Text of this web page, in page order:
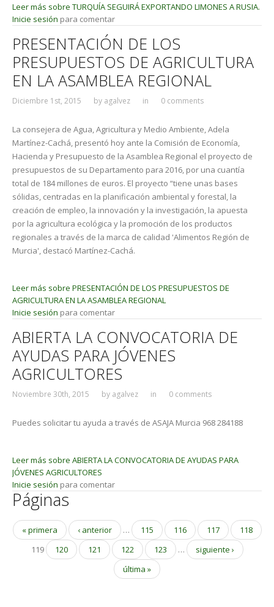
Leer más sobre TURQUÍA SEGUIRÁ EXPORTANDO LIMONES A RUSIA.
Inicie sesión para comentar
PRESENTACIÓN DE LOS
PRESUPUESTOS DE AGRICULTURA
EN LA ASAMBLEA REGIONAL
Diciembre 1st, 2015 by agalvez in 0 comments
La consejera de Agua, Agricultura y Medio Ambiente, Adela
Martínez-Cachá, presentó hoy ante la Comisión de Economía,
Hacienda y Presupuesto de la Asamblea Regional el proyecto de
presupuestos de su Departamento para 2016, por una cuantía
total de 184 millones de euros. El proyecto “tiene unas bases
sólidas, centradas en la planificación ambiental y forestal, la
creación de empleo, la innovación y la investigación, la apuesta
por la agricultura ecológica y la promoción de los productos
regionales a través de la marca de calidad 'Alimentos Región de
Murcia', destacó Martínez-Cachá.
Leer más sobre PRESENTACIÓN DE LOS PRESUPUESTOS DE
AGRICULTURA EN LA ASAMBLEA REGIONAL
Inicie sesión para comentar
ABIERTA LA CONVOCATORIA DE
AYUDAS PARA JÓVENES
AGRICULTORES
Noviembre 30th, 2015 by agalvez in 0 comments
Puedes solicitar tu ayuda a través de ASAJA Murcia 968 284188
Leer más sobre ABIERTA LA CONVOCATORIA DE AYUDAS PARA
JÓVENES AGRICULTORES
Inicie sesión para comentar
Páginas
« primera ‹ anterior … 115 116 117
118
119
120 121 122 123 …
siguiente ›
última »